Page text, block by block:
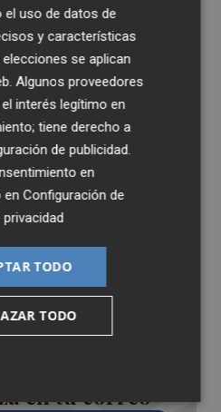
actualidad de
en tu correo
el uso de datos de
y características
se aplican
Algunos proveedores
interés legítimo en
tiene derecho a
de publicidad
en
enConfiguración de
TODO
TODO